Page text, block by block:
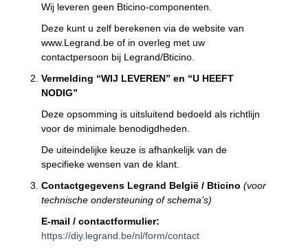
Wij leveren geen Bticino-componenten.
Deze kunt u zelf berekenen via de website van
www.Legrand.be of in overleg met uw
contactpersoon bij Legrand/Bticino.
Vermelding “WIJ LEVEREN” en “U HEEFT
NODIG”
Deze opsomming is uitsluitend bedoeld als richtlijn
voor de minimale benodigdheden.
De uiteindelijke keuze is afhankelijk van de
specifieke wensen van de klant.
Contactgegevens Legrand België / Bticino (voor
technische ondersteuning of schema’s)
E-mail / contactformulier:
https://diy.legrand.be/nl/form/contact